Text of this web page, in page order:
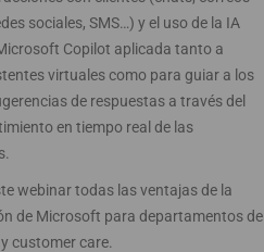
sociales, SMS…) y el uso de la IA
Copilot aplicada tanto a
virtuales como para guiar a los
de respuestas a través del
en tiempo real de las
webinar todas las ventajas de la
de Microsoft para departamentos de
customer care.